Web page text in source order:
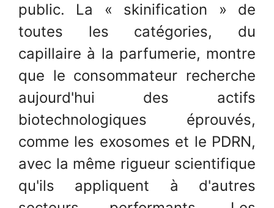
public. La « skinification » de
toutes les catégories, du
capillaire à la parfumerie, montre
que le consommateur recherche
aujourd'hui des actifs
biotechnologiques éprouvés,
comme les exosomes et le PDRN,
avec la même rigueur scientifique
qu'ils appliquent à d'autres